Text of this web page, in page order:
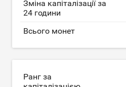
Зміна капіталізації за
24 години
Всього монет
Ранг за